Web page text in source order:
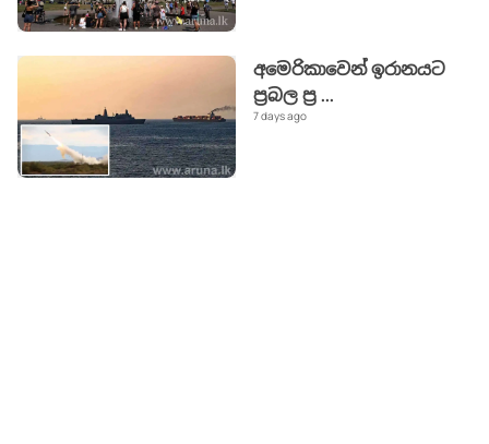
අමෙරිකාවෙන් ඉරානයට
ප්‍රබල ප්‍ර ...
7 days ago